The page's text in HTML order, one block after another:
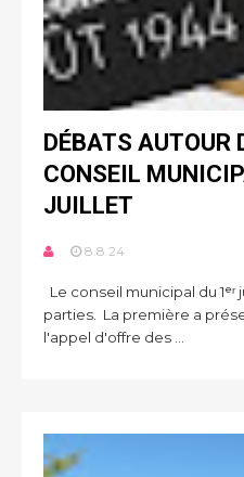
DÉBATS AUTOUR
CONSEIL
JUILLET
8.8.24
Le conseil municipal du
parties. La première a
l'appel d'offre des ...